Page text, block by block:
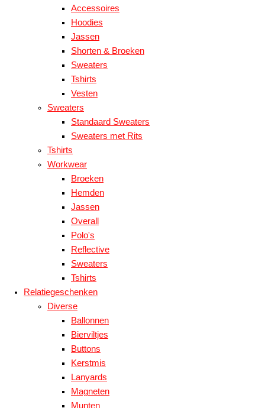
Accessoires
Hoodies
Jassen
Shorten & Broeken
Sweaters
Tshirts
Vesten
Sweaters
Standaard Sweaters
Sweaters met Rits
Tshirts
Workwear
Broeken
Hemden
Jassen
Overall
Polo's
Reflective
Sweaters
Tshirts
Relatiegeschenken
Diverse
Ballonnen
Bierviltjes
Buttons
Kerstmis
Lanyards
Magneten
Munten